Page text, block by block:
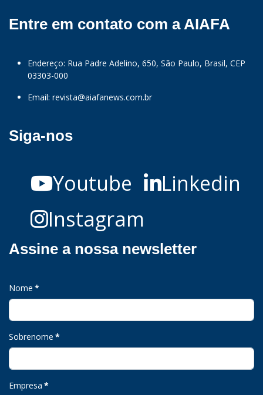
Entre em contato com a AIAFA
Endereço: Rua Padre Adelino, 650, São Paulo, Brasil, CEP
03303-000
Email: revista@aiafanews.com.br
Siga-nos
Youtube
Linkedin
Instagram
Assine a nossa newsletter
Nome *
Sobrenome *
Empresa *